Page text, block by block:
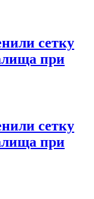
сетку
при
сетку
при